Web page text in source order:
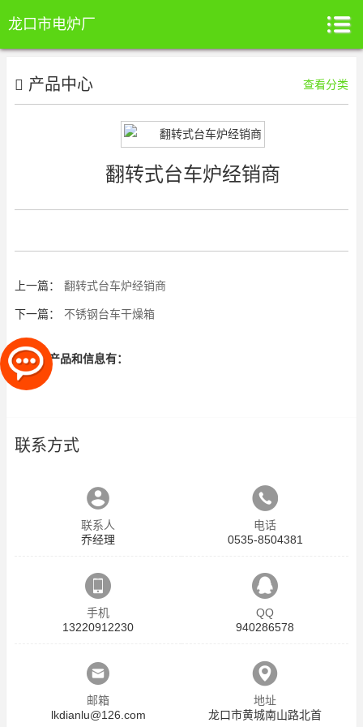
龙口市电炉厂
产品中心 查看分类
翻转式台车炉经销商
上一篇： 翻转式台车炉经销商
下一篇： 不锈钢台车干燥箱
相关的产品和信息有：
联系方式
联系人
乔经理
电话
0535-8504381
手机
13220912230
QQ
940286578
邮箱
lkdianlu@126.com
地址
龙口市黄城南山路北首